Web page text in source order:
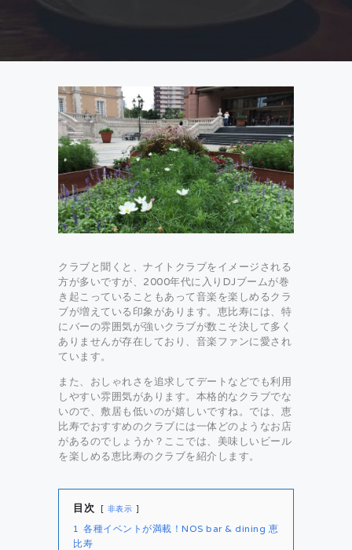
クラブと聞くと、ナイトクラブをイメージされる
方が多いですが、2000年代に入りDJブームが巻
き起こっていることもあって音楽を楽しめるクラ
ブが増えている印象があります。恵比寿には、特
にバーの雰囲気が強いクラブが数こそ決して多く
ありませんが存在しており、音楽ファンに愛され
ています。
また、おしゃれさを追求してデートなどでも利用
しやすい雰囲気があります。本格的なクラブでな
いので、敷居も低いのが嬉しいですね。では、恵
比寿でおすすめのクラブには一体どのようなお店
があるのでしょうか？ここでは、美味しいビール
を楽しめる恵比寿のクラブを紹介します。
目次 非表示
1 各種イベントが満載！NOS bar & dining 恵
比寿